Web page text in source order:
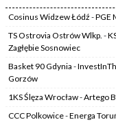
Cosinus Widzew Łódź -PGE
TS Ostrovia Ostrów Wlkp. -
Zagłębie Sosnowiec
Basket 90 Gdynia -
Gorzów
1KS Ślęza Wrocław-Artego
CCC Polkowice-Energa